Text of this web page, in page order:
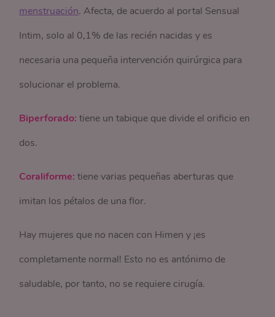
menstruación. Afecta, de acuerdo al portal Sensual
Intim, solo al 0,1% de las recién nacidas y es
necesaria una pequeña intervención quirúrgica para
solucionar el problema.
Biperforado: tiene un tabique que divide el orificio en
dos.
Coraliforme: tiene varias pequeñas aberturas que
imitan los pétalos de una flor.
Hay mujeres que no nacen con Himen y ¡es
completamente normal! Esto no es antónimo de
saludable, por tanto, no se requiere cirugía.